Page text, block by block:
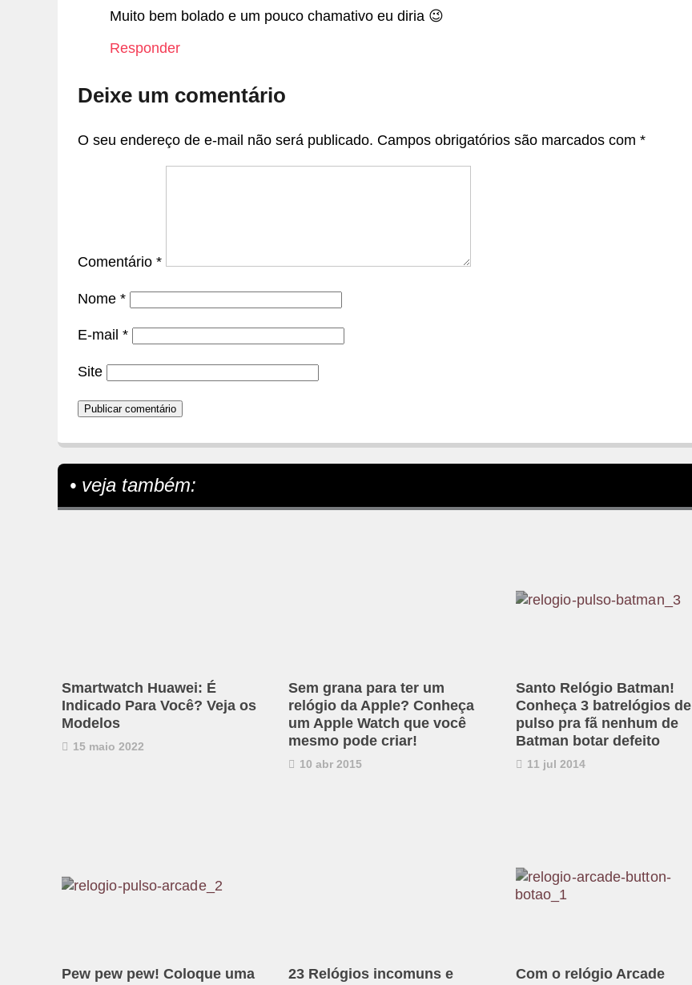
Muito bem bolado e um pouco chamativo eu diria 😉
Responder
Deixe um comentário
O seu endereço de e-mail não será publicado. Campos obrigatórios são marcados com *
Comentário *
Nome *
E-mail *
Site
• veja também:
Smartwatch Huawei: É
Indicado Para Você? Veja os
Modelos
15 maio 2022
Sem grana para ter um
relógio da Apple? Conheça
um Apple Watch que você
mesmo pode criar!
10 abr 2015
Santo Relógio Batman!
Conheça 3 batrelógios de
pulso pra fã nenhum de
Batman botar defeito
11 jul 2014
Pew pew pew! Coloque uma
23 Relógios incomuns e
Com o relógio Arcade